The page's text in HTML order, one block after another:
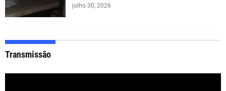
julho 30, 2026
Transmissão